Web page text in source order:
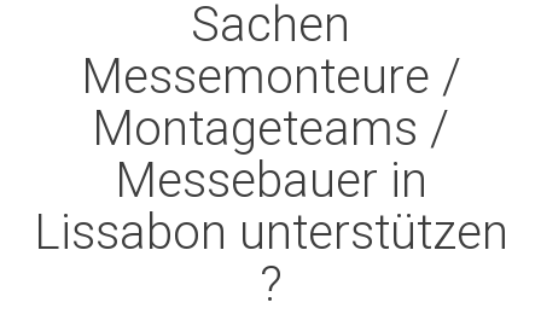
Sachen
Messemonteure /
Montageteams /
Messebauer in
Lissabon unterstützen
?